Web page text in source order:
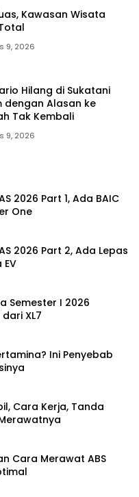
Kawasan Wisata
9, 2026
Hilang di Sukatani
dengan Alasan ke
Tak Kembali
9, 2026
2026 Part 1, Ada BAIC
One
2026 Part 2, Ada Lepas
Semester I 2026
XL7
Ini Penyebab
Cara Kerja, Tanda
Cara Merawat ABS